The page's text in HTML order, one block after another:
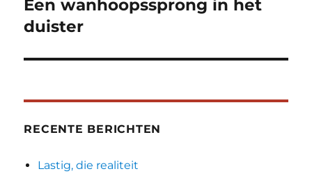
Volgend
bericht:
Een wanhoopssprong in het
duister
RECENTE BERICHTEN
Lastig, die realiteit